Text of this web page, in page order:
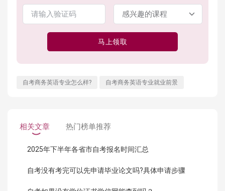
马上领取
自考商务英语专业怎么样? 自考商务英语专业就业前景
相关文章 热门榜单推荐
2025年下半年各省市自考报名时间汇总
自考没有考完可以先申请毕业论文吗?具体申请步骤